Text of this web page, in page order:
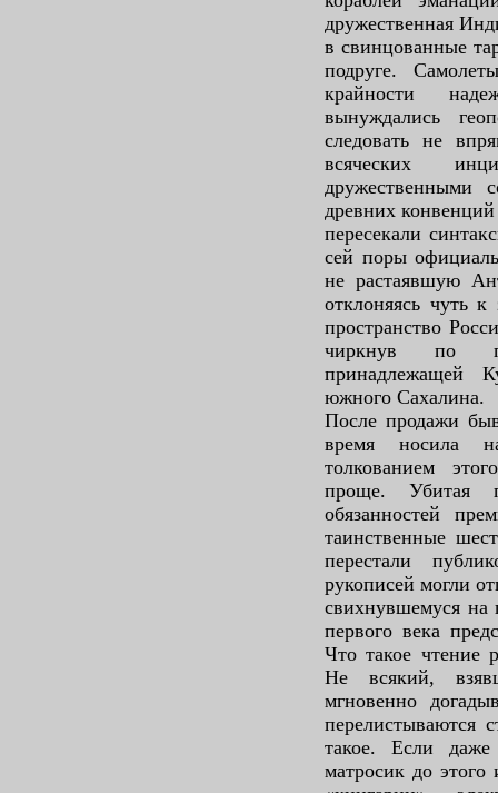
дружественная
в свинцованные
подруге.
крайности
вынуждались
следовать не
всяческих
дружественными
древних
пересекали
сей поры
не растаявшую
отклоняясь чуть
пространство
чиркнув по
принадлежащей
южного Сахалина.
После продажи
время носила
толкованием
проще. Убитая
обязанностей
таинственные
перестали
рукописей могли
свихнувшемуся на
первого века
Что такое чтение
Не всякий,
мгновенно
перелистываются
такое. Если даже
матросик до